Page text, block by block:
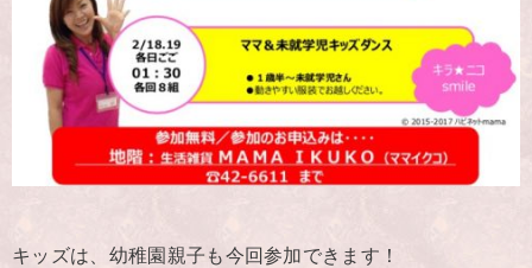
キッズは、幼稚園親子も今回参加できます！